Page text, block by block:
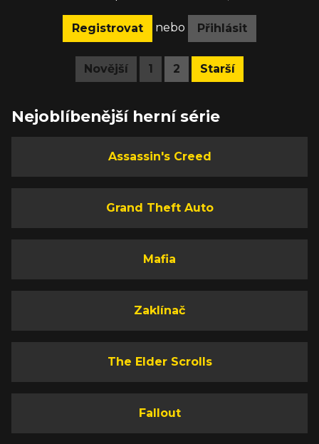
Registrovat nebo Přihlásit
Novější 1 2 Starší
Nejoblíbenější herní série
Assassin's Creed
Grand Theft Auto
Mafia
Zaklínač
The Elder Scrolls
Fallout